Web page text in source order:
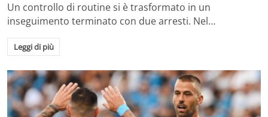
Un controllo di routine si è trasformato in un
inseguimento terminato con due arresti. Nel…
Leggi di più